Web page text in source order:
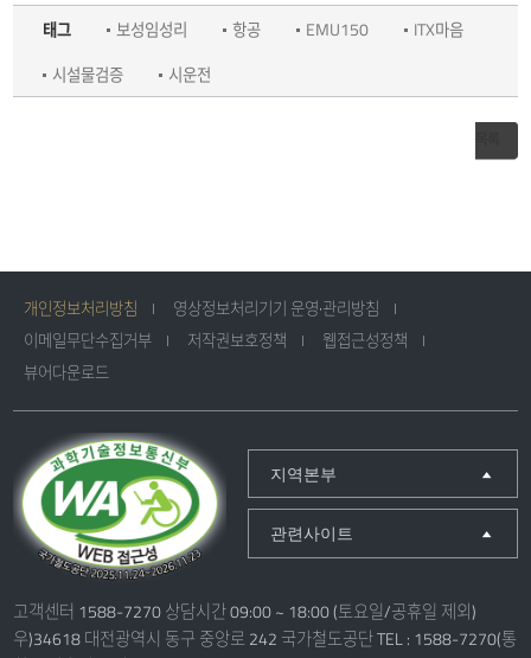
태그 보성임성리 항공 EMU150
ITX마음
시설물검증
시운전
개인정보처리방침
영상정보처리기기 운영·관리방침
이메일무단수집거부
저작권보호정책
웹접근성정책
뷰어다운로드
지역본부
관련사이트
고객센터 1588-7270 상담시간 09:00 ~ 18:00 (토요일/공휴일 제외)
우)34618 대전광역시 동구 중앙로 242 국가철도공단 TEL : 1588-7270(통